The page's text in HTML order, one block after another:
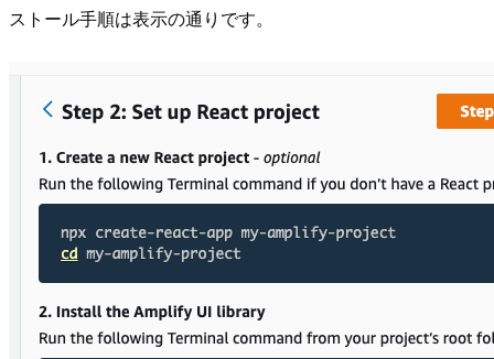
ストール手順は表示の通りです。